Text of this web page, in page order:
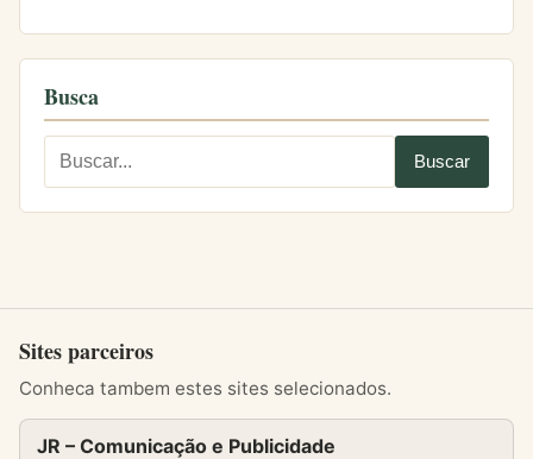
Busca
Sites parceiros
Conheca tambem estes sites selecionados.
JR – Comunicação e Publicidade